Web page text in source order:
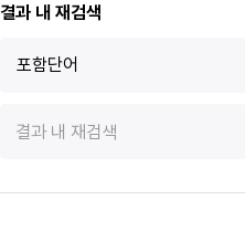
결과 내 재검색
포함단어